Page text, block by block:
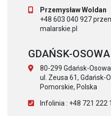
Przemysław Woldan
+48 603 040 927
malarskie.pl
GDAŃSK-OSOWA
80-299 Gdańsk-Osowa
ul. Zeusa 61, Gdańsk-
Pomorskie, Polska
Infolinia : +48 721 222